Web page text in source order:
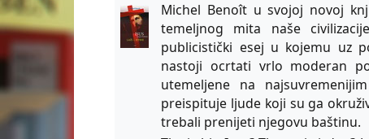
Michel Benoît u svojoj novoj
temeljnog mita naše
publicistički esej u kojemu uz
nastoji ocrtati vrlo moderan
utemeljene na
preispituje ljude koji su ga
trebali prenijeti njegovu baštinu.